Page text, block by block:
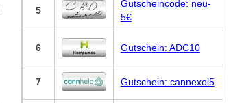
5
Gutscheincode: neu-
5€
6 Gutschein: ADC10
7 Gutschein: cannexol5